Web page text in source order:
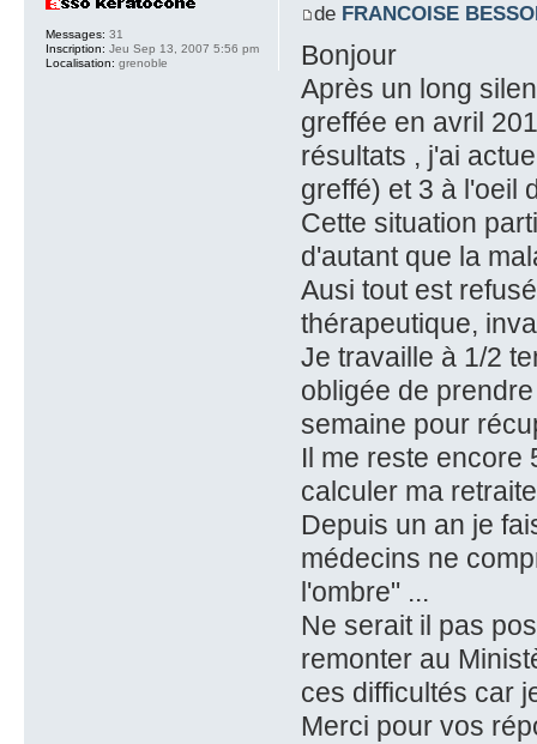
de FRANCOISE
Bonjour
Après un long
greffée en avril
résultats , j'ai
greffé) et 3 à l'oeil
Cette situation
d'autant que la
Ausi tout est
thérapeutique,
Je travaille à 1/2
obligée de
semaine pour
Il me reste encore
calculer ma
Depuis un an je
médecins ne
l'ombre" ...
Ne serait il pas
remonter au
ces difficultés car
Merci pour vos
Messages: 31
Inscription: Jeu Sep 13, 2007 5:56 pm
Localisation: grenoble